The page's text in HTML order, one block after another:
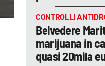
CONTROLLI
Belvedere
marijuana in
quasi 20mila